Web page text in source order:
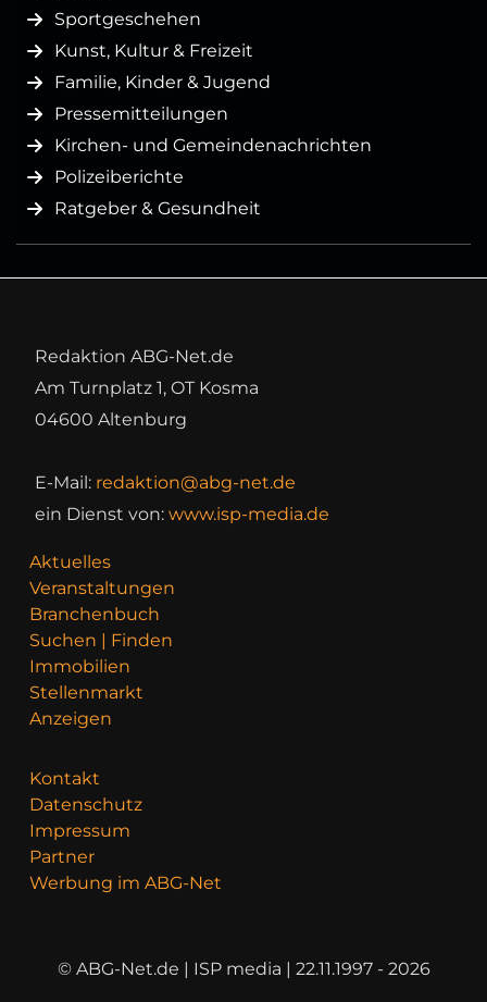
Sportgeschehen
Kunst, Kultur & Freizeit
Familie, Kinder & Jugend
Pressemitteilungen
Kirchen- und Gemeindenachrichten
Polizeiberichte
Ratgeber & Gesundheit
Redaktion ABG-Net.de
Am Turnplatz 1, OT Kosma
04600 Altenburg
E-Mail: redaktion@abg-net.de
ein Dienst von: www.isp-media.de
Aktuelles
Veranstaltungen
Branchenbuch
Suchen | Finden
Immobilien
Stellenmarkt
Anzeigen
Kontakt
Datenschutz
Impressum
Partner
Werbung im ABG-Net
© ABG-Net.de | ISP media | 22.11.1997 - 2026